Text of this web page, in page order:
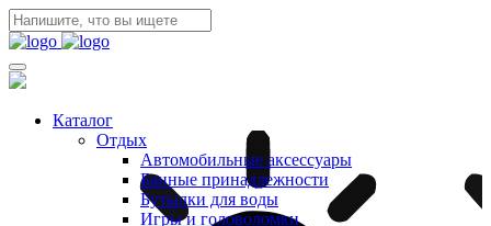
Каталог
Отдых
Автомобильные аксессуары
Банные принадлежности
Бутылки для воды
Игры и головоломки